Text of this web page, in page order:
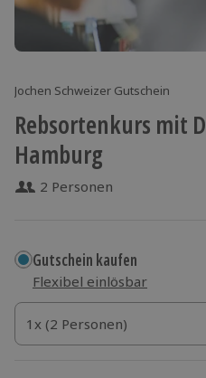
Jochen Schweizer Gutschein
Rebsortenkurs mit
Hamburg
2 Personen
Gutschein kaufen
Flexibel einlösbar
1x (2 Personen)
1x (2 Personen)
1x (2 Personen)